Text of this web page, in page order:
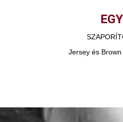
Jersey és